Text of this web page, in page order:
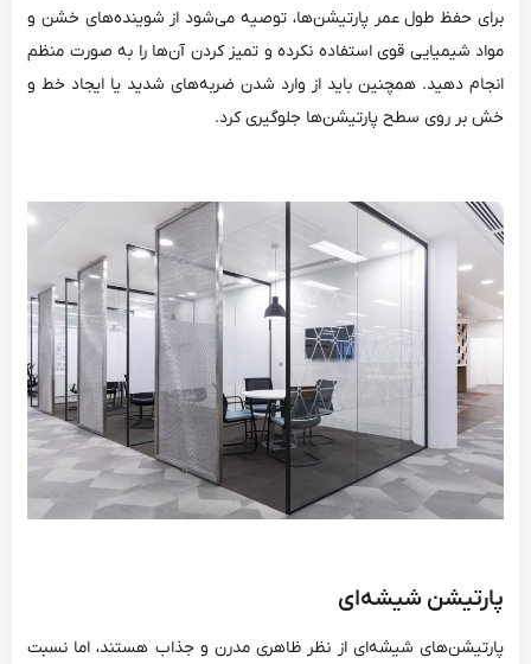
برای حفظ طول عمر پارتیشن‌ها، توصیه می‌شود از شوینده‌های خشن و
مواد شیمیایی قوی استفاده نکرده و تمیز کردن آن‌ها را به صورت منظم
انجام دهید. همچنین باید از وارد شدن ضربه‌های شدید یا ایجاد خط و
خش بر روی سطح پارتیشن‌ها جلوگیری کرد.
پارتیشن شیشه‌ای
پارتیشن‌های شیشه‌ای از نظر ظاهری مدرن و جذاب هستند، اما نسبت